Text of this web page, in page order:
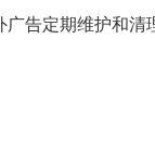
告定期维护和